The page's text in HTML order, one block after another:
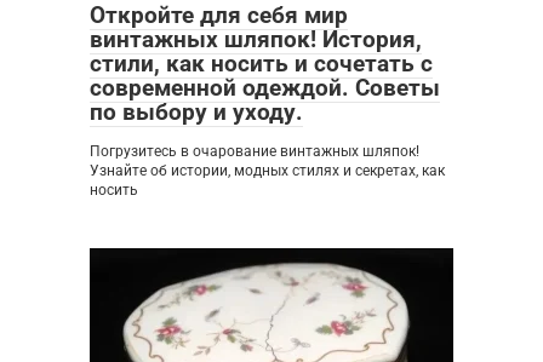
Откройте для себя мир
винтажных шляпок! История,
стили, как носить и сочетать с
современной одеждой. Советы
по выбору и уходу.
Погрузитесь в очарование винтажных шляпок!
Узнайте об истории, модных стилях и секретах, как
носить